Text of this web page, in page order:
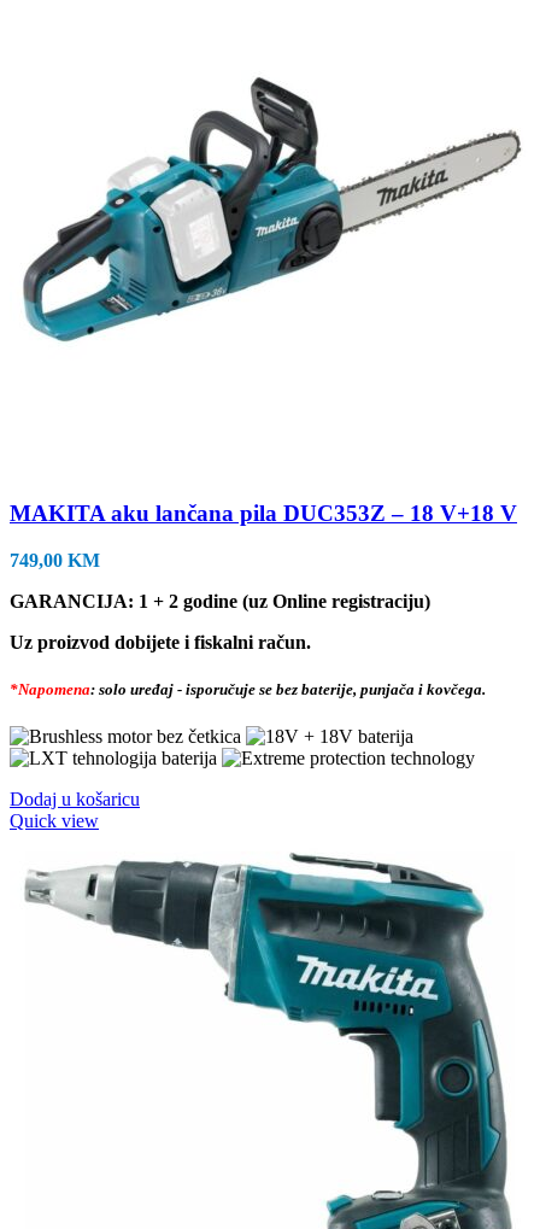
MAKITA aku lančana pila DUC353Z – 18 V+18 V
749,00 KM
GARANCIJA: 1 + 2 godine (uz Online registraciju)
Uz proizvod dobijete i fiskalni račun.
*Napomena: solo uređaj - isporučuje se bez baterije, punjača i kovčega.
Dodaj u košaricu
Quick view